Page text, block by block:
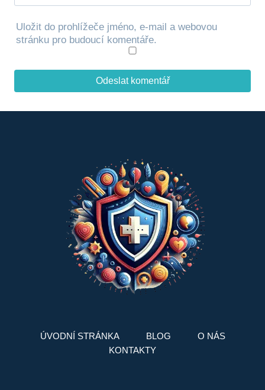
Uložit do prohlížeče jméno, e-mail a webovou
stránku pro budoucí komentáře.
ÚVODNÍ STRÁNKA BLOG
O NÁS
KONTAKTY